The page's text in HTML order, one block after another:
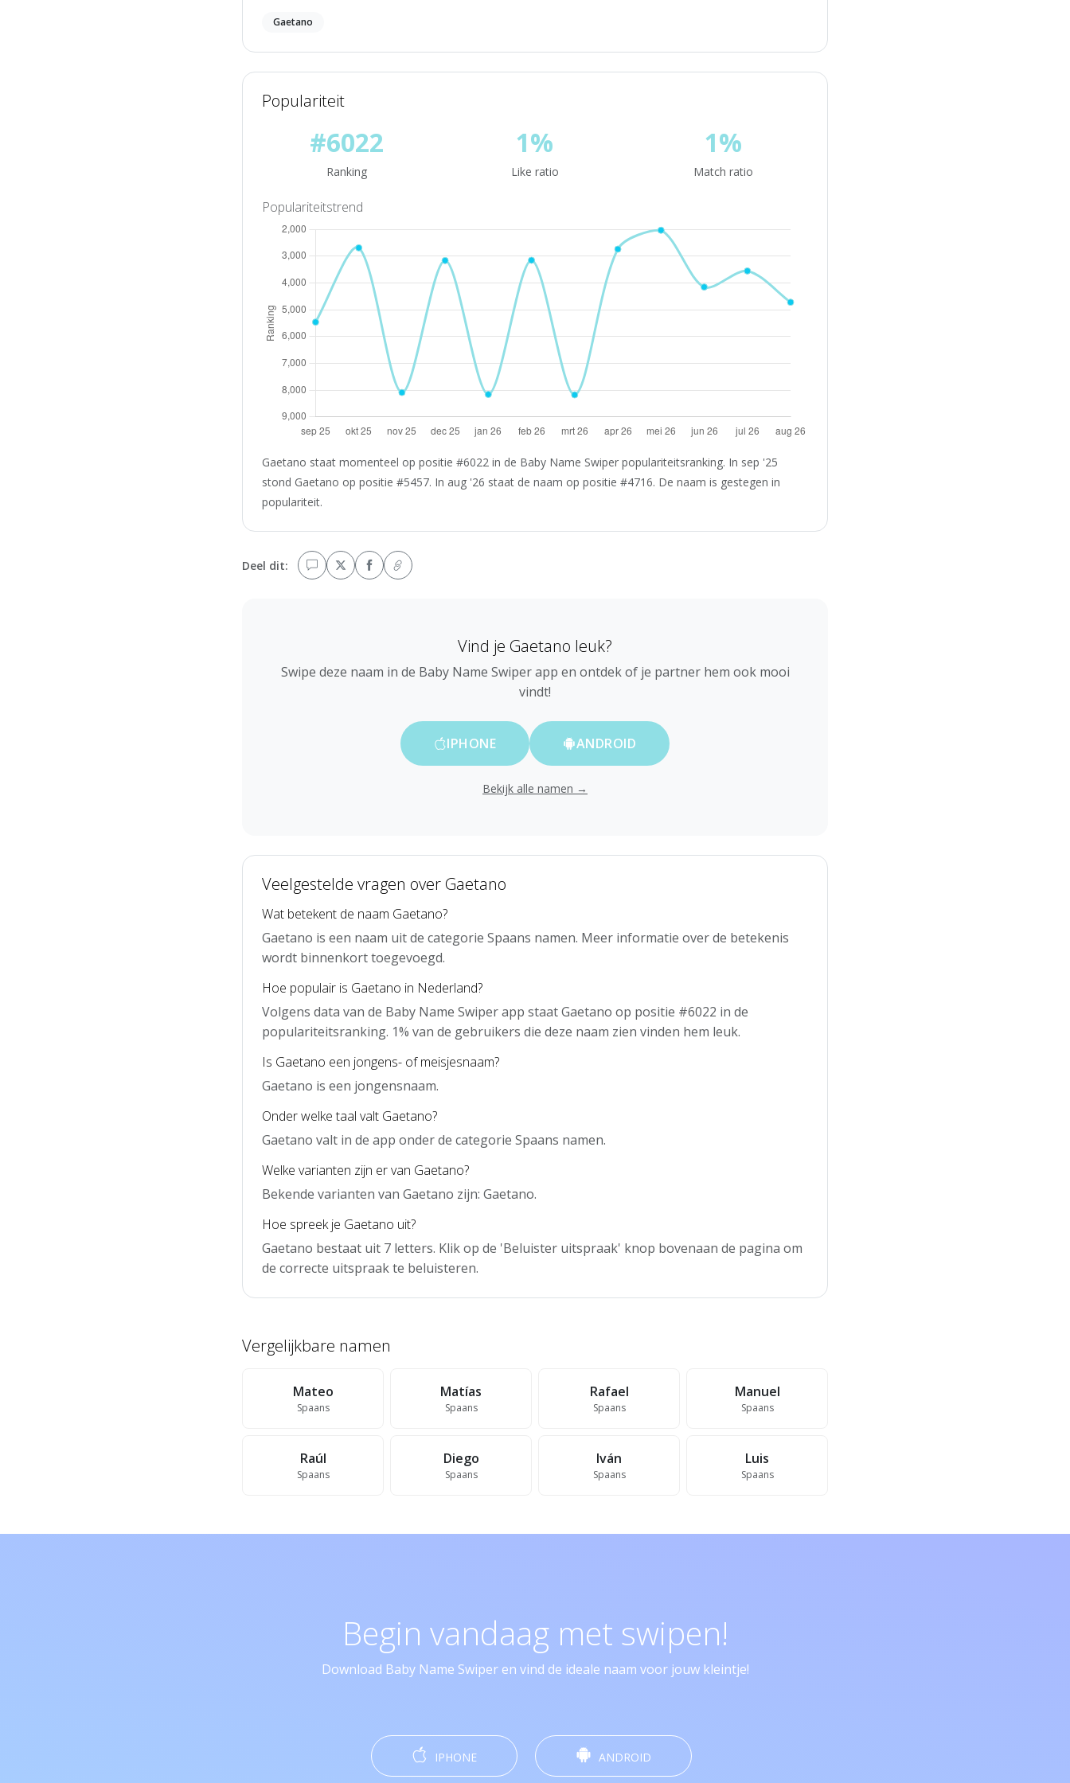
Gaetano
Populariteit
#6022
Ranking
1%
Like ratio
1%
Match ratio
Populariteitstrend
Gaetano staat momenteel op positie #6022 in de Baby Name Swiper populariteitsranking. In sep '25
stond Gaetano op positie #5457. In aug '26 staat de naam op positie #4716. De naam is gestegen in
populariteit.
Deel dit:
Vind je Gaetano leuk?
Swipe deze naam in de Baby Name Swiper app en ontdek of je partner hem ook mooi
vindt!
IPHONE ANDROID
Bekijk alle namen →
Veelgestelde vragen over Gaetano
Wat betekent de naam Gaetano?
Gaetano is een naam uit de categorie Spaans namen. Meer informatie over de betekenis
wordt binnenkort toegevoegd.
Hoe populair is Gaetano in Nederland?
Volgens data van de Baby Name Swiper app staat Gaetano op positie #6022 in de
populariteitsranking. 1% van de gebruikers die deze naam zien vinden hem leuk.
Is Gaetano een jongens- of meisjesnaam?
Gaetano is een jongensnaam.
Onder welke taal valt Gaetano?
Gaetano valt in de app onder de categorie Spaans namen.
Welke varianten zijn er van Gaetano?
Bekende varianten van Gaetano zijn: Gaetano.
Hoe spreek je Gaetano uit?
Gaetano bestaat uit 7 letters. Klik op de 'Beluister uitspraak' knop bovenaan de pagina om
de correcte uitspraak te beluisteren.
Vergelijkbare namen
Mateo
Spaans
Matías
Spaans
Rafael
Spaans
Manuel
Spaans
Raúl
Spaans
Diego
Spaans
Iván
Spaans
Luis
Spaans
Begin vandaag met swipen!
Download Baby Name Swiper en vind de ideale naam voor jouw kleintje!
IPHONE ANDROID